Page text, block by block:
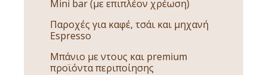
Mini bar (με επιπλέον χρέωση)
Παροχές για καφέ, τσάι και μηχανή
Espresso
Μπάνιο με ντους και premium
προϊόντα περιποίησης